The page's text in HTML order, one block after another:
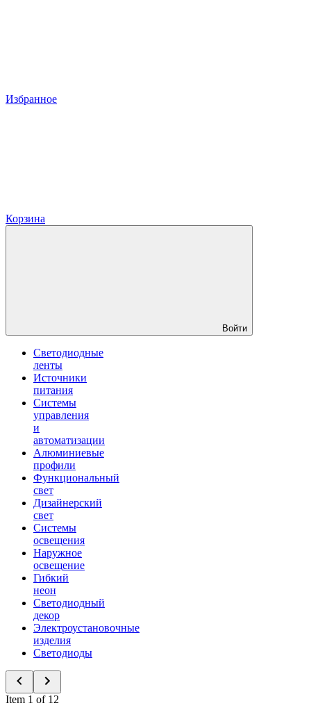
Избранное
Корзина
Войти
Светодиодные
ленты
Источники
питания
Системы
управления
и
автоматизации
Алюминиевые
профили
Функциональный
свет
Дизайнерский
свет
Системы
освещения
Наружное
освещение
Гибкий
неон
Светодиодный
декор
Электроустановочные
изделия
Светодиоды
Item 1 of 12